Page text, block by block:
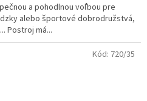
a pohodlnou voľbou pre
alebo športové dobrodružstvá,
Postroj má...
Kód: 720/35